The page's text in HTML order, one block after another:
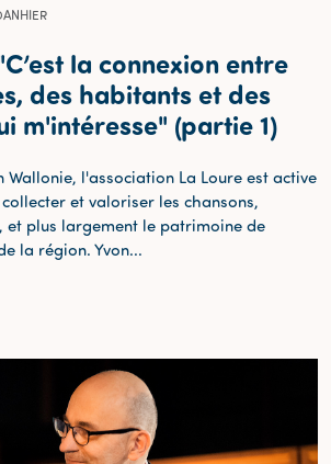
la connexion entre
des habitants et des
m'intéresse" (partie 1)
Wallonie, l'association La Loure est active
et valoriser les chansons,
et plus largement le patrimoine de
la région. Yvon...